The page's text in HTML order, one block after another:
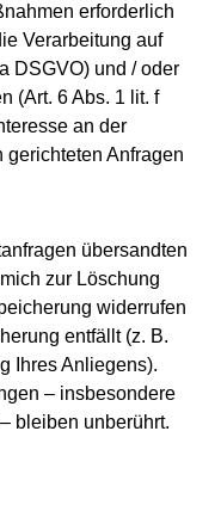
erforderlich
Verarbeitung auf
DSGVO) und / oder
(Art. 6 Abs. 1 lit. f
an der
Anfragen
übersandten
zur Löschung
widerrufen
entfällt (z. B.
Ihres Anliegens).
– insbesondere
bleiben unberührt.